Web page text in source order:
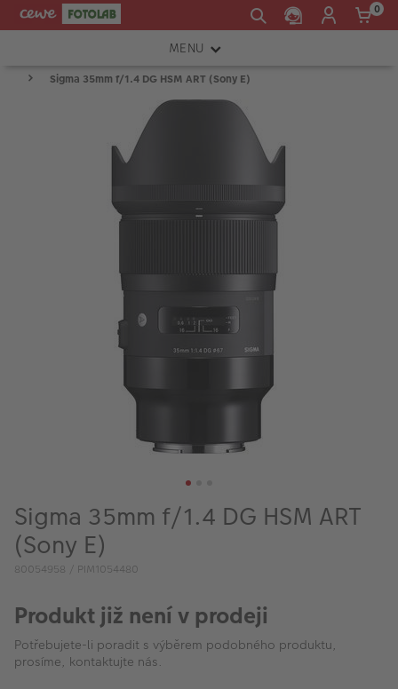
0
MENU
FOTOAPARÁTY
TISKÁRNY A SKENERY
Fotoprodukty
Sigma 35mm f/1.4 DG HSM ART (Sony E)
Sigma 35mm f/1.4 DG HSM ART
(Sony E)
80054958 / PIM1054480
Produkt již není v prodeji
Potřebujete-li poradit s výběrem podobného produktu,
prosíme, kontaktujte nás.